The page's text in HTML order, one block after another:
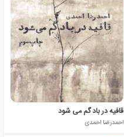
قافیه در باد گم می شود
احمدرضا احمدی